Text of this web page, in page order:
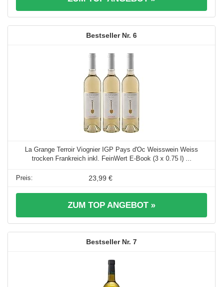
6
La Grange Terroir Viognier IGP Pays d'Oc Weisswein Weiss
trocken Frankreich inkl. FeinWert E-Book (3 x 0.75 l) ...
23,99 €
ZUM TOP ANGEBOT »
7